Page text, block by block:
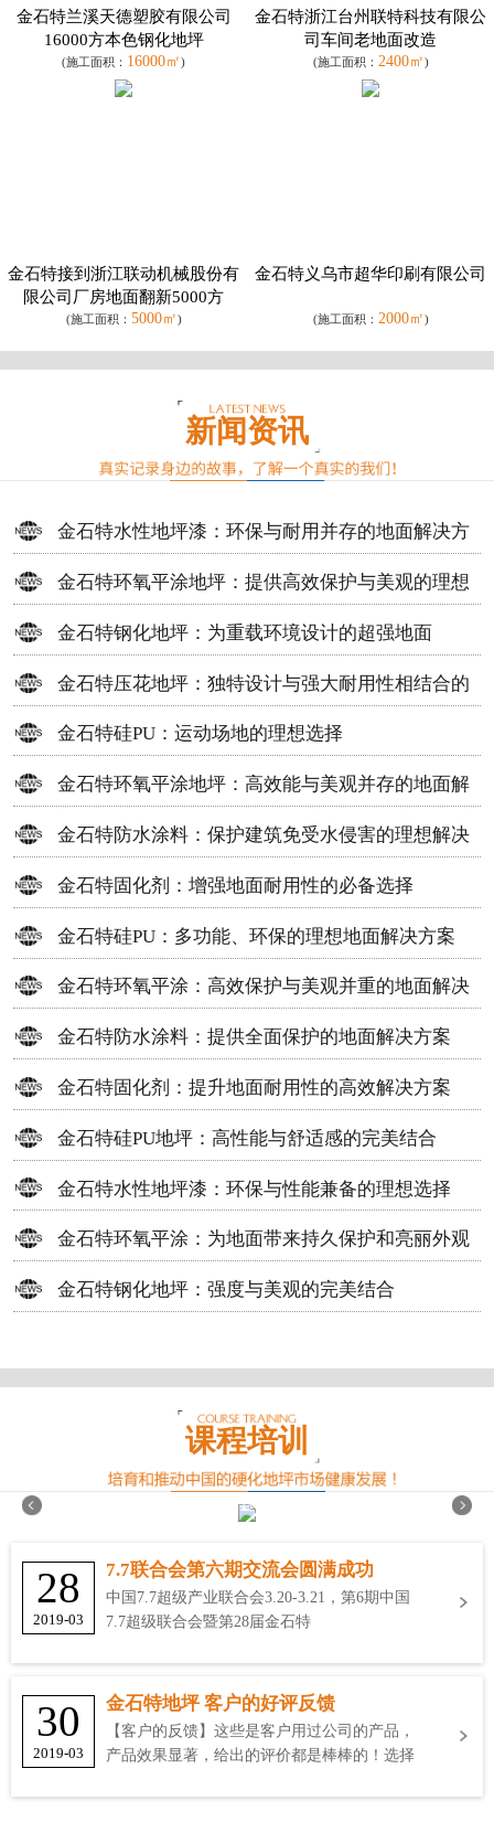
金石特兰溪天德塑胶有限公司
16000方本色钢化地坪
(施工面积： 16000㎡)
金石特浙江台州联特科技有限公
司车间老地面改造
(施工面积： 2400㎡)
金石特接到浙江联动机械股份有
限公司厂房地面翻新5000方
(施工面积： 5000㎡)
金石特义乌市超华印刷有限公司
(施工面积： 2000㎡)
新闻资讯
金石特水性地坪漆：环保与耐用并存的地面解决方
案
金石特环氧平涂地坪：提供高效保护与美观的理想
选择
金石特钢化地坪：为重载环境设计的超强地面
金石特压花地坪：独特设计与强大耐用性相结合的
地面材料
金石特硅PU：运动场地的理想选择
金石特环氧平涂地坪：高效能与美观并存的地面解
决方案
金石特防水涂料：保护建筑免受水侵害的理想解决
方案
金石特固化剂：增强地面耐用性的必备选择
金石特硅PU：多功能、环保的理想地面解决方案
金石特环氧平涂：高效保护与美观并重的地面解决
方案
金石特防水涂料：提供全面保护的地面解决方案
金石特固化剂：提升地面耐用性的高效解决方案
金石特硅PU地坪：高性能与舒适感的完美结合
金石特水性地坪漆：环保与性能兼备的理想选择
金石特环氧平涂：为地面带来持久保护和亮丽外观
金石特钢化地坪：强度与美观的完美结合
课程培训
28
2019-03
7.7联合会第六期交流会圆满成功
中国7.7超级产业联合会3.20-3.21，第6期中国
7.7超级联合会暨第28届金石特
30
2019-03
金石特地坪 客户的好评反馈
【客户的反馈】这些是客户用过公司的产品，
产品效果显著，给出的评价都是棒棒的！选择